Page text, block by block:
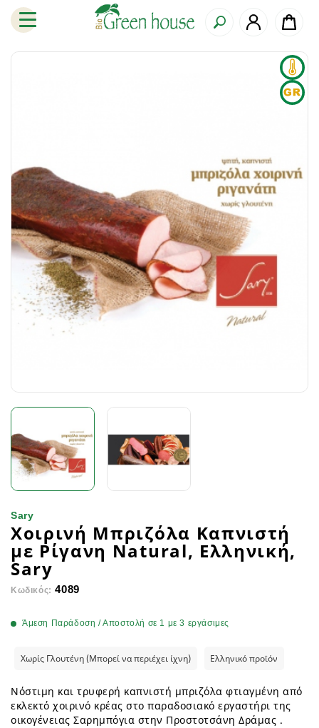
Sary
Χοιρινή Μπριζόλα Καπνιστή
με Ρίγανη Natural, Ελληνική,
Sary
Κωδικός: 4089
Άμεση Παράδοση / Αποστολή σε 1 με 3 εργάσιμες
Χωρίς Γλουτένη (Μπορεί να περιέχει ίχνη) Ελληνικό προϊόν
Νόστιμη και τρυφερή καπνιστή μπριζόλα φτιαγμένη από
εκλεκτό χοιρινό κρέας στο παραδοσιακό εργαστήρι της
οικογένειας Σαρημπόγια στην Προστοτσάνη Δράμας .